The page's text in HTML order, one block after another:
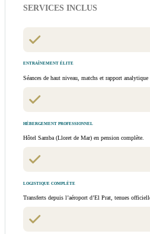
SERVICES INCLUS
ENTRAÎNEMENT ÉLITE
Séances de haut niveau, matchs et rapport analytique
HÉBERGEMENT PROFESSIONNEL
Hôtel Samba (Lloret de Mar) en pension complète.
LOGISTIQUE COMPLÈTE
Transferts depuis l’aéroport d’El Prat, tenues